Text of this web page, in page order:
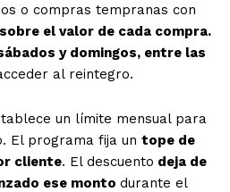
o compras tempranas con
sobre el valor de cada compra.
y domingos, entre las
al reintegro.
un límite mensual para
El programa fija un tope de
cliente. El descuento deja de
ese monto durante el